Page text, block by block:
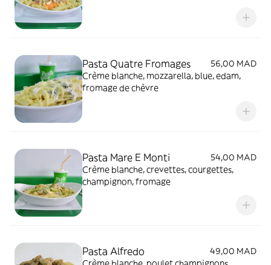
Pasta Quatre Fromages
56,00 MAD
Crème blanche, mozzarella, blue, edam,
fromage de chèvre
Pasta Mare E Monti
54,00 MAD
Crème blanche, crevettes, courgettes,
champignon, fromage
Pasta Alfredo
49,00 MAD